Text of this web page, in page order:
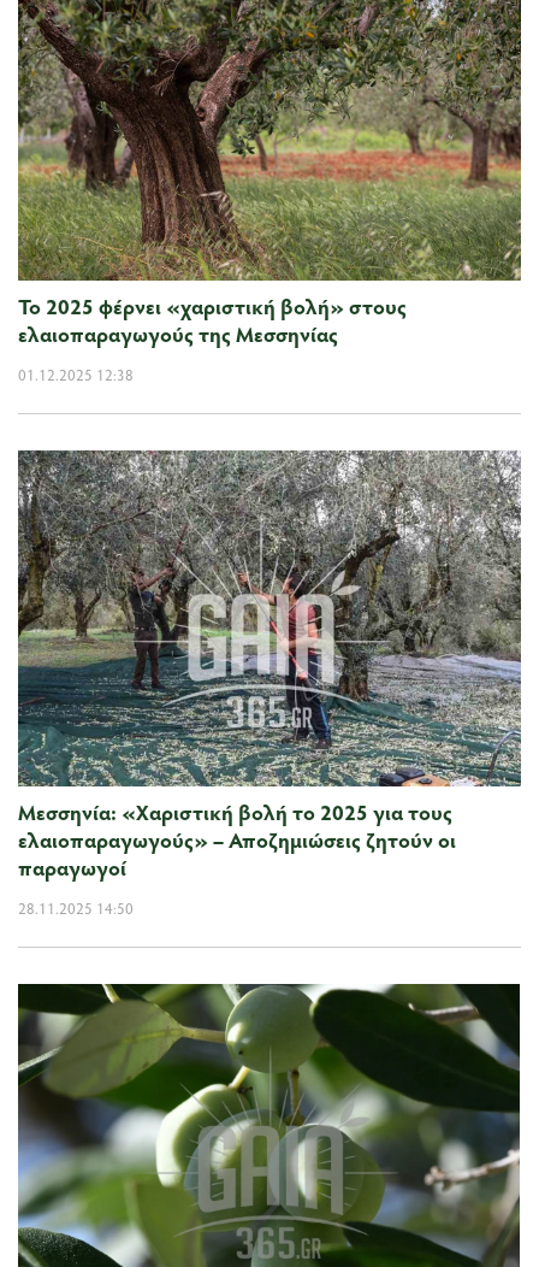
Το 2025 φέρνει «χαριστική βολή» στους
ελαιοπαραγωγούς της Μεσσηνίας
01.12.2025 12:38
Μεσσηνία: «Χαριστική βολή το 2025 για τους
ελαιοπαραγωγούς» – Αποζημιώσεις ζητούν οι
παραγωγοί
28.11.2025 14:50